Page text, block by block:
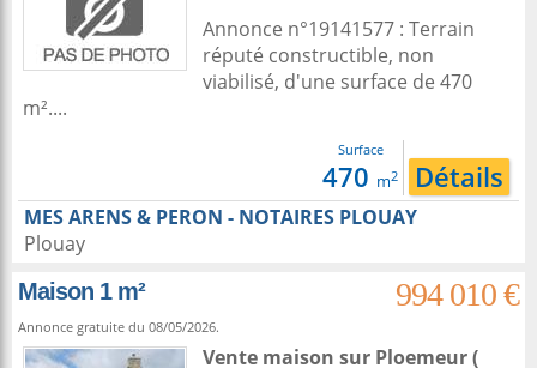
Annonce n°19141577 : Terrain
réputé constructible, non
viabilisé, d'une surface de 470
m²....
Surface
470 m2 Détails
MES ARENS & PERON - NOTAIRES PLOUAY
Plouay
Maison 1 m²
994 010 €
Annonce gratuite du 08/05/2026.
Vente maison sur Ploemeur(